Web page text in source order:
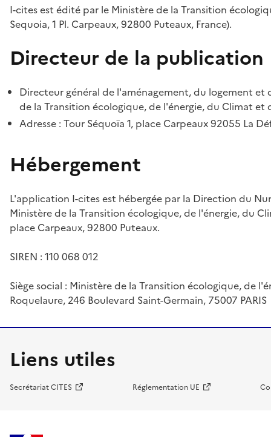
I-cites est édité par le Ministère de la Transition
Sequoia, 1 Pl. Carpeaux, 92800 Puteaux, France).
Directeur de la publication
Directeur général de l'aménagement, du logement
de la Transition écologique, de l'énergie, du Climat et
Adresse : Tour Séquoïa 1, place Carpeaux 92055 La
Hébergement
L'application I-cites est hébergée par la Direction du
Ministère de la Transition écologique, de l'énergie, du
place Carpeaux, 92800 Puteaux.
SIREN : 110 068 012
Siège social : Ministère de la Transition écologique, de
Roquelaure, 246 Boulevard Saint-Germain, 75007 PARIS
Liens utiles
Secrétariat CITES Réglementation UE